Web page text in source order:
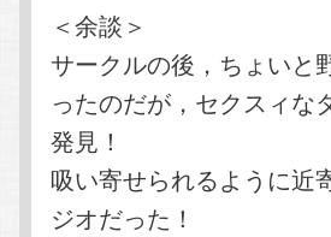
＜余談＞
サークルの後，ちょいと
ったのだが，セクスィな
発見！
吸い寄せられるように近
ジオだった！